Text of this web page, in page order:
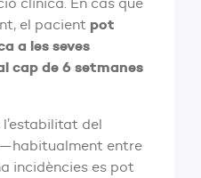
el pacient pot
a les seves
de 6 setmanes
del
entre
incidències es pot